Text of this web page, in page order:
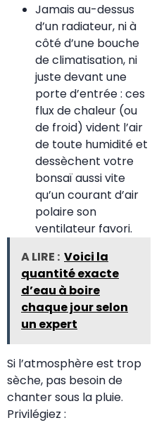
Jamais au-dessus
d’un radiateur, ni à
côté d’une bouche
de climatisation, ni
juste devant une
porte d’entrée : ces
flux de chaleur (ou
de froid) vident l’air
de toute humidité et
dessèchent votre
bonsaï aussi vite
qu’un courant d’air
polaire son
ventilateur favori.
A LIRE : Voici la
quantité exacte
d’eau à boire
chaque jour selon
un expert
Si l’atmosphère est trop
sèche, pas besoin de
chanter sous la pluie.
Privilégiez :